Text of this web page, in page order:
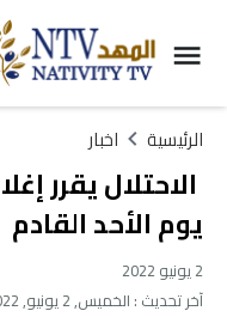
الرئيسية اخبار
الاحتلال يقرر
يوم الأحد القادم
2 يونيو 2022
آخر تحديث : الخميس, 2 يونيو, 2022 - 10:53 صباحًا